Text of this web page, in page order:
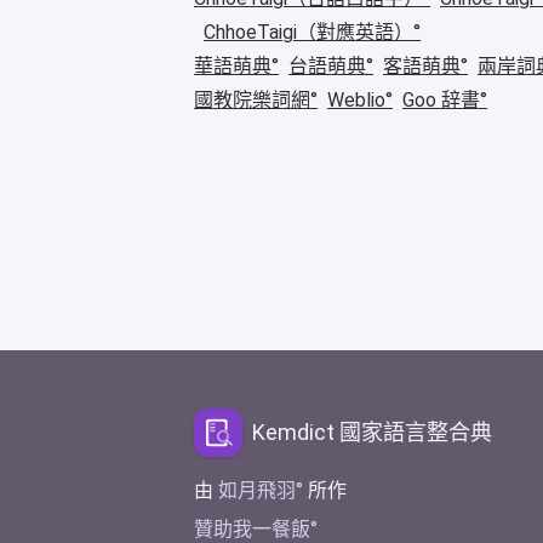
ChhoeTaigi（對應英語）
華語萌典
台語萌典 客語萌典
兩岸詞
國教院樂詞網
Weblio Goo 辞書
Kemdict 國家語言整合典
由 如月飛羽
所作
贊助我一餐飯